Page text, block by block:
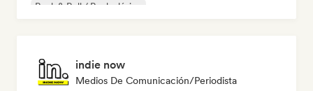
Rock & Roll / Rock clásico
indie now
Medios De Comunicación/Periodista